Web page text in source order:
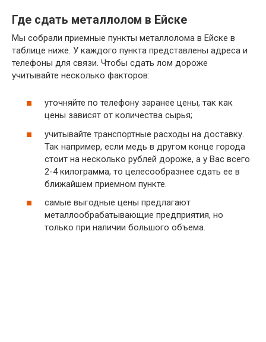
Где сдать металлолом в Ейске
Мы собрали приемные пункты металлолома в Ейске в
таблице ниже. У каждого пункта представлены адреса и
телефоны для связи. Чтобы сдать лом дороже
учитывайте несколько факторов:
уточняйте по телефону заранее цены, так как
цены зависят от количества сырья;
учитывайте транспортные расходы на доставку.
Так например, если медь в другом конце города
стоит на несколько рублей дороже, а у Вас всего
2-4 килограмма, то целесообразнее сдать ее в
ближайшем приемном пункте.
самые выгодные цены предлагают
металлообрабатывающие предприятия, но
только при наличии большого объема.